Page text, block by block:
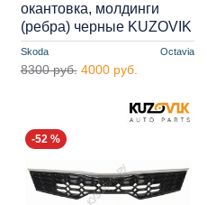
Skoda Octavia
окантовка, молдинги
(ребра) черные KUZOVIK
8300 руб. 4000 руб.
-52 %